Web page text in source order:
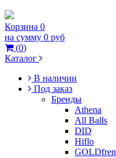
Корзина 0
на сумму 0 руб
(0)
Каталог
В наличии
Под заказ
Бренды
Athena
All Balls
DID
Hiflo
GOLDfren